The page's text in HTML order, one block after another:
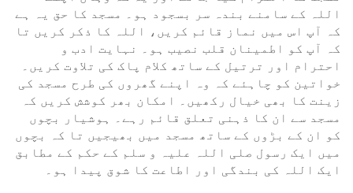
اللہ کے سامنے بندہ سر بسجود ہو۔ مسجد کا حق یہ ہے
کہ آپ اس میں نماز قائم کریں، اللہ کا ذکر کریں تا
کہ آپ کو اطمینان قلب نصیب ہو۔ نہایت ادب و
احترام اور ترتیل کے ساتھ کلام پاک کی تلاوت کریں۔
خواتین کو چاہئے کہ وہ اپنے گھروں کی طرح مسجد کی
زینت کا بھی خیال رکھیں۔ امکان بھر کوشش کریں کہ
مسجد سے ان کا ذہنی تعلق قائم رہے۔ ہوشیار بچوں
کو ان کے بڑوں کے ساتھ مسجد میں بھیجیں تا کہ بچوں
میں ایک رسول صلی اللہ علیہ و سلم کے حکم کے مطابق
ایک اللہ کی بندگی اور اطاعت کا شوق پیدا ہو۔